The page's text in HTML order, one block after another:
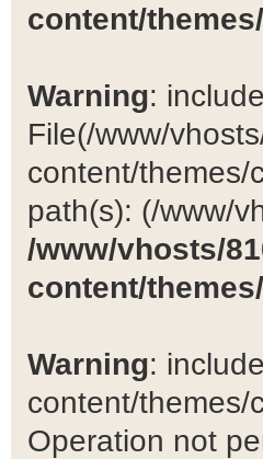
content/
Warning:
File(/www/
content/themes/
path(s): (/www/
/www/vhosts/
content/
Warning:
content/themes/
Operation not